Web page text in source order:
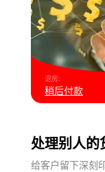
退房:
稍后付款
处理别人的
给客户留下深刻